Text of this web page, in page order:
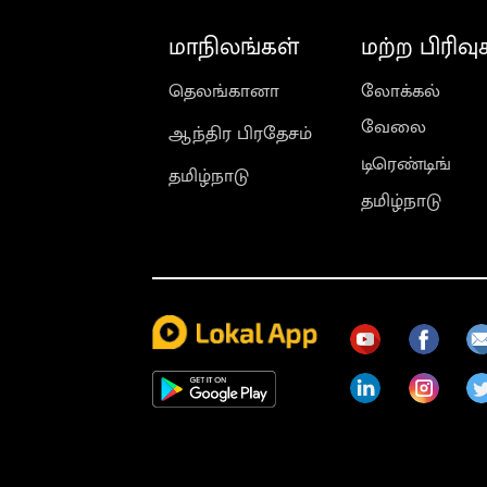
மாநிலங்கள்
தெலங்கானா
ஆந்திர பிரதேசம்
தமிழ்நாடு
மற்ற
லோக்கல்
வேலை
டிரெண்டிங்
தமிழ்நாடு